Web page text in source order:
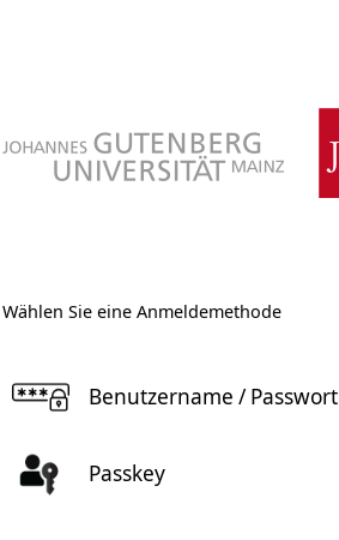
Wählen Sie eine Anmeldemethode
Benutzername / Passwort
Passkey